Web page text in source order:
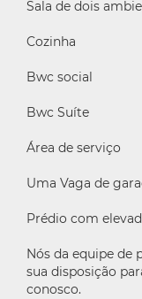
Sala de dois
Cozinha
Bwc social
Bwc Suíte
Área de serviço
Uma Vaga de
Prédio com
Nós da equipe de
sua disposição
conosco.